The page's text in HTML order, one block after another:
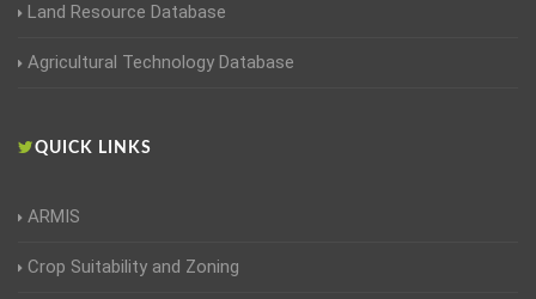
Land Resource Database
Agricultural Technology Database
QUICK LINKS
ARMIS
Crop Suitability and Zoning